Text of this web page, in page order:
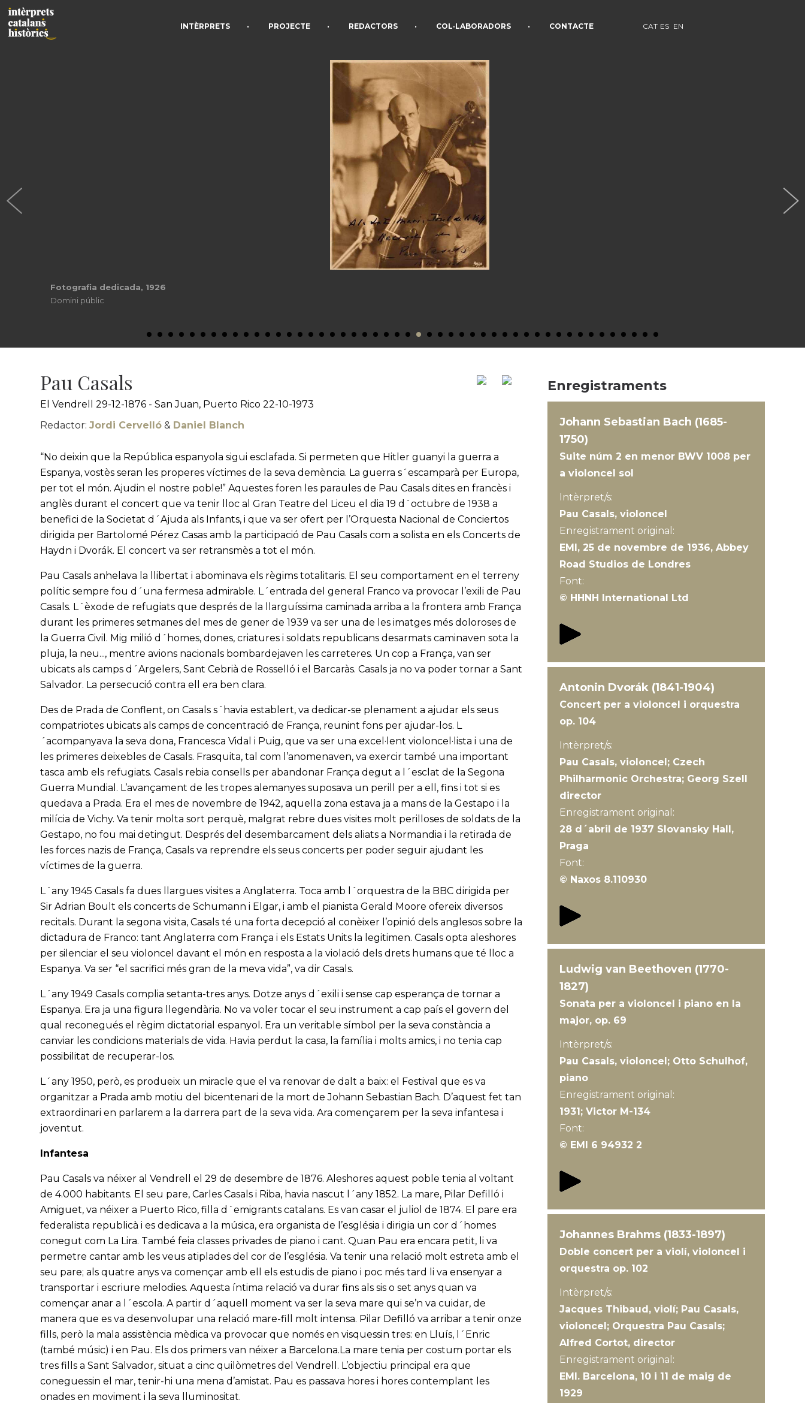
INTÈRPRETS • PROJECTE • REDACTORS • COL·LABORADORS • CONTACTE CAT ES EN
Fotografia dedicada, 1926
Domini públic
Pau Casals
El Vendrell 29-12-1876 - San Juan, Puerto Rico 22-10-1973
Redactor:Jordi Cervelló & Daniel Blanch
“No deixin que la República espanyola sigui esclafada. Si permeten que Hitler guanyi la guerra a
Espanya, vostès seran les properes víctimes de la seva demència. La guerra s´escamparà per Europa,
per tot el món. Ajudin el nostre poble!” Aquestes foren les paraules de Pau Casals dites en francès i
anglès durant el concert que va tenir lloc al Gran Teatre del Liceu el dia 19 d´octubre de 1938 a
benefici de la Societat d´Ajuda als Infants, i que va ser ofert per l’Orquesta Nacional de Conciertos
dirigida per Bartolomé Pérez Casas amb la participació de Pau Casals com a solista en els Concerts de
Haydn i Dvorák. El concert va ser retransmès a tot el món.
Pau Casals anhelava la llibertat i abominava els règims totalitaris. El seu comportament en el terreny
polític sempre fou d´una fermesa admirable. L´entrada del general Franco va provocar l’exili de Pau
Casals. L´èxode de refugiats que després de la llarguíssima caminada arriba a la frontera amb França
durant les primeres setmanes del mes de gener de 1939 va ser una de les imatges més doloroses de
la Guerra Civil. Mig milió d´homes, dones, criatures i soldats republicans desarmats caminaven sota la
pluja, la neu..., mentre avions nacionals bombardejaven les carreteres. Un cop a França, van ser
ubicats als camps d´Argelers, Sant Cebrià de Rosselló i el Barcaràs. Casals ja no va poder tornar a Sant
Salvador. La persecució contra ell era ben clara.
Des de Prada de Conflent, on Casals s´havia establert, va dedicar-se plenament a ajudar els seus
compatriotes ubicats als camps de concentració de França, reunint fons per ajudar-los. L
´acompanyava la seva dona, Francesca Vidal i Puig, que va ser una excel·lent violoncel·lista i una de
les primeres deixebles de Casals. Frasquita, tal com l’anomenaven, va exercir també una important
tasca amb els refugiats. Casals rebia consells per abandonar França degut a l´esclat de la Segona
Guerra Mundial. L’avançament de les tropes alemanyes suposava un perill per a ell, fins i tot si es
quedava a Prada. Era el mes de novembre de 1942, aquella zona estava ja a mans de la Gestapo i la
milícia de Vichy. Va tenir molta sort perquè, malgrat rebre dues visites molt perilloses de soldats de la
Gestapo, no fou mai detingut. Després del desembarcament dels aliats a Normandia i la retirada de
les forces nazis de França, Casals va reprendre els seus concerts per poder seguir ajudant les
víctimes de la guerra.
L´any 1945 Casals fa dues llargues visites a Anglaterra. Toca amb l´orquestra de la BBC dirigida per
Sir Adrian Boult els concerts de Schumann i Elgar, i amb el pianista Gerald Moore ofereix diversos
recitals. Durant la segona visita, Casals té una forta decepció al conèixer l’opinió dels anglesos sobre la
dictadura de Franco: tant Anglaterra com França i els Estats Units la legitimen. Casals opta aleshores
per silenciar el seu violoncel davant el món en resposta a la violació dels drets humans que té lloc a
Espanya. Va ser “el sacrifici més gran de la meva vida”, va dir Casals.
L´any 1949 Casals complia setanta-tres anys. Dotze anys d´exili i sense cap esperança de tornar a
Espanya. Era ja una figura llegendària. No va voler tocar el seu instrument a cap país el govern del
qual reconegués el règim dictatorial espanyol. Era un veritable símbol per la seva constància a
canviar les condicions materials de vida. Havia perdut la casa, la família i molts amics, i no tenia cap
possibilitat de recuperar-los.
L´any 1950, però, es produeix un miracle que el va renovar de dalt a baix: el Festival que es va
organitzar a Prada amb motiu del bicentenari de la mort de Johann Sebastian Bach. D’aquest fet tan
extraordinari en parlarem a la darrera part de la seva vida. Ara començarem per la seva infantesa i
joventut.
Infantesa
Pau Casals va néixer al Vendrell el 29 de desembre de 1876. Aleshores aquest poble tenia al voltant
de 4.000 habitants. El seu pare, Carles Casals i Riba, havia nascut l´any 1852. La mare, Pilar Defilló i
Amiguet, va néixer a Puerto Rico, filla d´emigrants catalans. Es van casar el juliol de 1874. El pare era
federalista republicà i es dedicava a la música, era organista de l’església i dirigia un cor d´homes
conegut com La Lira. També feia classes privades de piano i cant. Quan Pau era encara petit, li va
permetre cantar amb les veus atiplades del cor de l’església. Va tenir una relació molt estreta amb el
seu pare; als quatre anys va començar amb ell els estudis de piano i poc més tard li va ensenyar a
transportar i escriure melodies. Aquesta íntima relació va durar fins als sis o set anys quan va
començar anar a l´escola. A partir d´aquell moment va ser la seva mare qui se’n va cuidar, de
manera que es va desenvolupar una relació mare-fill molt intensa. Pilar Defilló va arribar a tenir onze
fills, però la mala assistència mèdica va provocar que només en visquessin tres: en Lluís, l´Enric
(també músic) i en Pau. Els dos primers van néixer a Barcelona.La mare tenia per costum portar els
tres fills a Sant Salvador, situat a cinc quilòmetres del Vendrell. L’objectiu principal era que
coneguessin el mar, tenir-hi una mena d’amistat. Pau es passava hores i hores contemplant les
onades en moviment i la seva lluminositat.
Enregistraments
Johann Sebastian Bach (1685-
1750)
Suite núm 2 en menor BWV 1008 per
a violoncel sol
Intèrpret/s:
Pau Casals, violoncel
Enregistrament original:
EMI, 25 de novembre de 1936, Abbey
Road Studios de Londres
Font:
© HHNH International Ltd
Antonin Dvorák (1841-1904)
Concert per a violoncel i orquestra
op. 104
Intèrpret/s:
Pau Casals, violoncel; Czech
Philharmonic Orchestra; Georg Szell
director
Enregistrament original:
28 d´abril de 1937 Slovansky Hall,
Praga
Font:
© Naxos 8.110930
Ludwig van Beethoven (1770-
1827)
Sonata per a violoncel i piano en la
major, op. 69
Intèrpret/s:
Pau Casals, violoncel; Otto Schulhof,
piano
Enregistrament original:
1931; Victor M-134
Font:
© EMI 6 94932 2
Johannes Brahms (1833-1897)
Doble concert per a violí, violoncel i
orquestra op. 102
Intèrpret/s:
Jacques Thibaud, violí; Pau Casals,
violoncel; Orquestra Pau Casals;
Alfred Cortot, director
Enregistrament original:
EMI. Barcelona, 10 i 11 de maig de
1929